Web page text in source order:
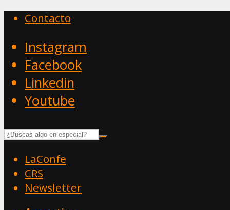
Contacto
Instagram
Facebook
Linkedin
Youtube
LaConfe
CRS
Newsletter